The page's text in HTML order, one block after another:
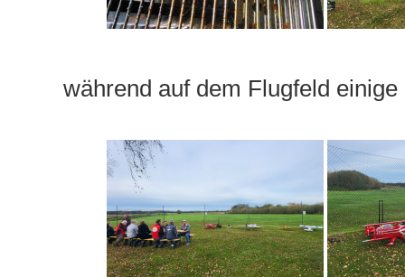
während auf dem Flugfeld